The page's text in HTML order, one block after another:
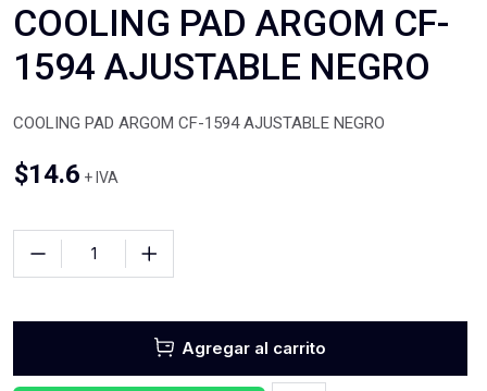
COOLING PAD ARGOM CF-
1594 AJUSTABLE NEGRO
COOLING PAD ARGOM CF-1594 AJUSTABLE NEGRO
$14.6 + IVA
Agregar al carrito